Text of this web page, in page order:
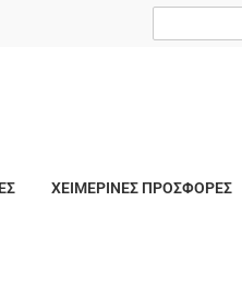
ΧΕΙΜΕΡΙΝΕΣ ΠΡΟΣΦΟΡΕΣ